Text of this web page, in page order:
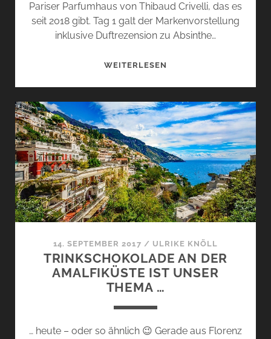
Pariser Parfumhaus von Thibaud Crivelli, das es
seit 2018 gibt. Tag 1 galt der Markenvorstellung
inklusive Duftrezension zu Absinthe…
WEITERLESEN
MAISON
CRIVELLIS
BERGAMOTTE-
INTERPRETATION
CITRUS
BATIKANGA
…
14. SEPTEMBER 2017 / ULRIKE KNÖLL
TRINKSCHOKOLADE AN DER
AMALFIKÜSTE IST UNSER
THEMA …
… heute – oder so ähnlich 😉 Gerade aus Florenz